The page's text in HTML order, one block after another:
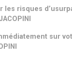
les risques
sur